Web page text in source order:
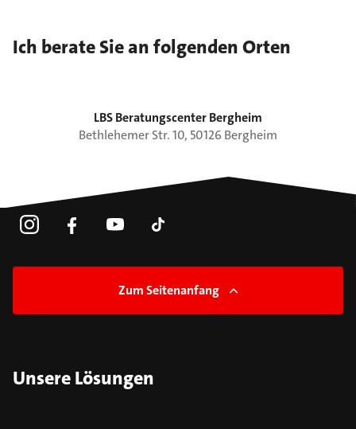
Ich berate Sie an folgenden Orten
LBS Beratungscenter Bergheim
Bethlehemer Str.10, 50126Bergheim
Zum Seitenanfang
Unsere Lösungen